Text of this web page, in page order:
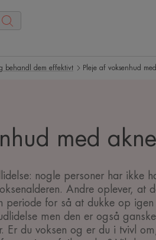
behandl dem effektivt Pleje af voksenhud
med akne
nogle personer har ikke
Andre oplever, at
for så at dukke op igen
men den er også
Er du voksen og er du i tvivl